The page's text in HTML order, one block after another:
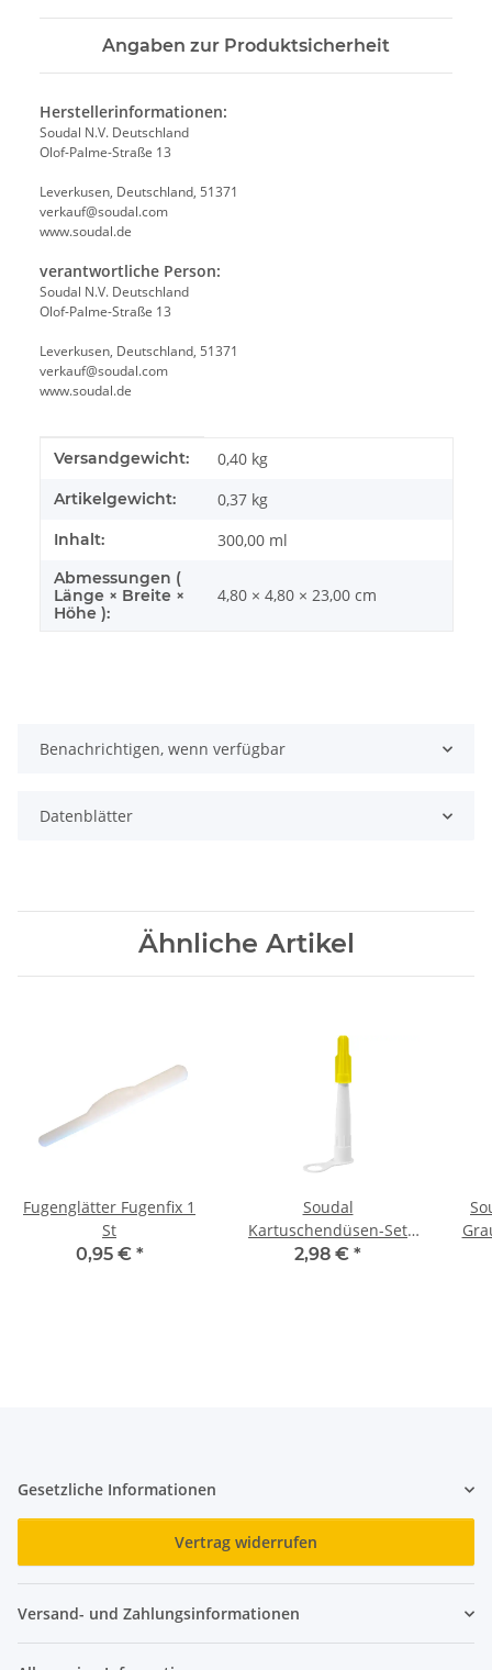
Angaben zur Produktsicherheit
Herstellerinformationen:
Soudal N.V. Deutschland
Olof-Palme-Straße 13
Leverkusen, Deutschland, 51371
verkauf@soudal.com
www.soudal.de
verantwortliche Person:
Soudal N.V. Deutschland
Olof-Palme-Straße 13
Leverkusen, Deutschland, 51371
verkauf@soudal.com
www.soudal.de
Produkteigenschaft
Wert
Versandgewicht: 0,40 kg
Artikelgewicht: 0,37 kg
Inhalt: 300,00 ml
Abmessungen (
Länge × Breite ×
Höhe ):
4,80 × 4,80 × 23,00 cm
Benachrichtigen, wenn verfügbar
Datenblätter
Ähnliche Artikel
Fugenglätter Fugenfix 1
St
0,95 € *
Soudal
Kartuschendüsen-Set
Set 5 Stück
2,98 € *
Gesetzliche Informationen
Vertrag widerrufen
Versand- und Zahlungsinformationen